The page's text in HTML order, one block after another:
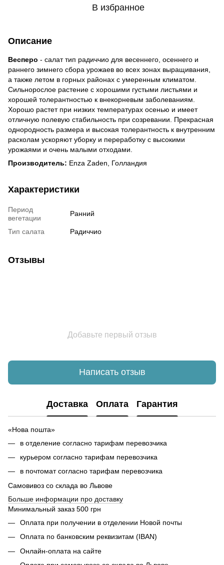
В избранное
Описание
Весперо - салат тип радиччио для весеннего, осеннего и
раннего зимнего сбора урожаев во всех зонах выращивания,
а также летом в горных районах с умеренным климатом.
Сильнорослое растение с хорошими густыми листьями и
хорошей толерантностью к внекорневым заболеваниям.
Хорошо растет при низких температурах осенью и имеет
отличную полевую стабильность при созревании. Прекрасная
однородность размера и высокая толерантность к внутренним
расколам ускоряют уборку и переработку с высокими
урожаями и очень малыми отходами.
Производитель: Enza Zaden, Голландия
Характеристики
Период
вегетации
Ранний
Тип салата Радиччио
Отзывы
Добавьте первый отзыв
Написать отзыв
Доставка Оплата Гарантия
«Нова пошта»
в отделение согласно тарифам перевозчика
курьером согласно тарифам перевозчика
в почтомат согласно тарифам перевозчика
Самовивоз со склада во Львове
Больше информации про доставку
Минимальный заказ 500 грн
Оплата при получении в отделении Новой почты
Оплата по банковским реквизитам (IBAN)
Онлайн-оплата на сайте